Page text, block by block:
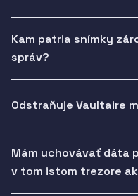
Kam patria snímky
správ?
Odstraňuje Vaultaire
Mám uchovávať dáta
v tom istom trezore